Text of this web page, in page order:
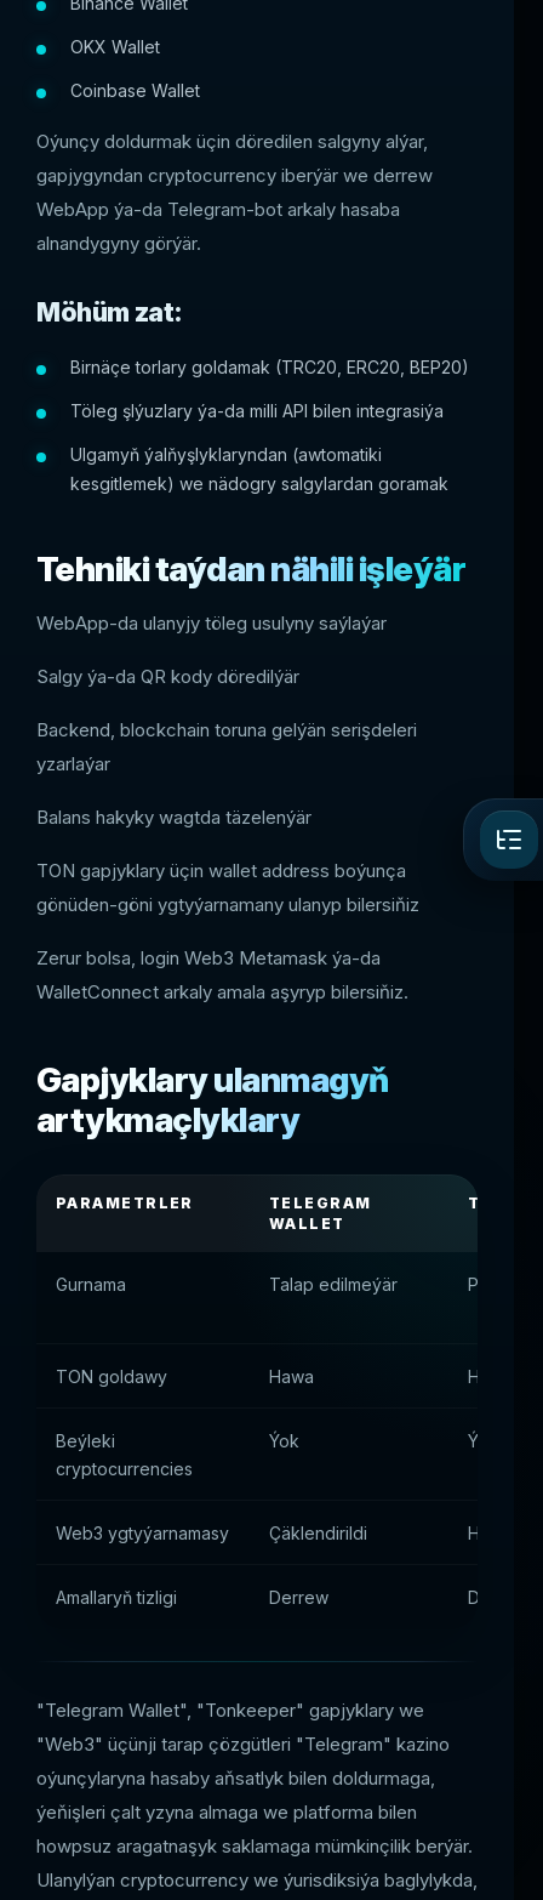
OKX Wallet
Coinbase Wallet
Oýunçy doldurmak üçin döredilen salgyny alýar,
gapjygyndan cryptocurrency iberýär we derrew
WebApp ýa-da Telegram-bot arkaly hasaba
alnandygyny görýär.
Möhüm zat:
Birnäçe torlary goldamak (TRC20, ERC20, BEP20)
Töleg şlýuzlary ýa-da milli API bilen integrasiýa
Ulgamyň ýalňyşlyklaryndan (awtomatiki
kesgitlemek) we nädogry salgylardan goramak
Tehniki taýdan nähili işleýär
WebApp-da ulanyjy töleg usulyny saýlaýar
Salgy ýa-da QR kody döredilýär
Backend, blockchain toruna gelýän serişdeleri
yzarlaýar
Balans hakyky wagtda täzelenýär
TON gapjyklary üçin wallet address boýunça
gönüden-göni ygtyýarnamany ulanyp bilersiňiz
Zerur bolsa, login Web3 Metamask ýa-da
WalletConnect arkaly amala aşyryp bilersiňiz.
Gapjyklary ulanmagyň
artykmaçlyklary
PARAMETRLER
TELEGRAM
WALLET
Gurnama Talap edilmeýär
TON goldawy Hawa Hawa
Beýleki
cryptocurrencies
Ýok Ýok
Web3 ygtyýarnamasy Çäklendirildi Hawa
Amallaryň tizligi Derrew Derrew
"Telegram Wallet", "Tonkeeper" gapjyklary we
"Web3" üçünji tarap çözgütleri "Telegram" kazino
oýunçylaryna hasaby aňsatlyk bilen doldurmaga,
ýeňişleri çalt yzyna almaga we platforma bilen
howpsuz aragatnaşyk saklamaga mümkinçilik berýär.
Ulanylýan cryptocurrency we ýurisdiksiýa baglylykda,